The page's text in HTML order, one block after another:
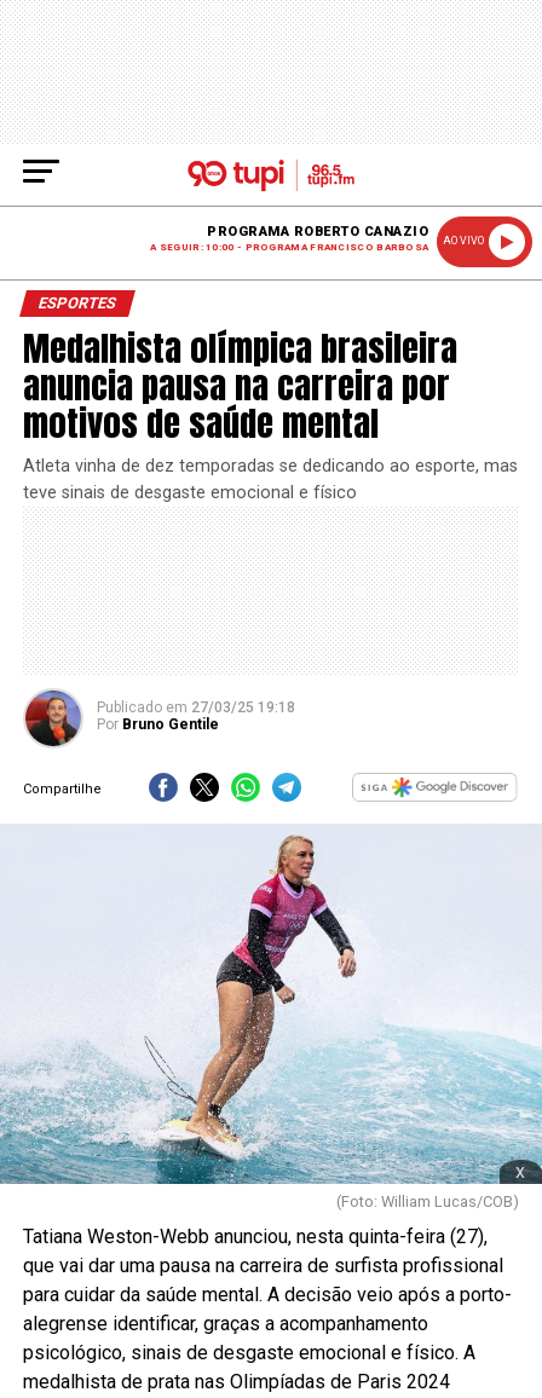
PROGRAMA ROBERTO CANAZIO
A SEGUIR: 10:00 - PROGRAMA FRANCISCO BARBOSA
AO VIVO
ESPORTES
Medalhista olímpica brasileira
anuncia pausa na carreira por
motivos de saúde mental
Atleta vinha de dez temporadas se dedicando ao esporte, mas
teve sinais de desgaste emocional e físico
Publicado em 27/03/25 19:18
Por Bruno Gentile
Compartilhe
x
(Foto: William Lucas/COB)
Tatiana Weston-Webb anunciou, nesta quinta-feira (27),
que vai dar uma pausa na carreira de surfista profissional
para cuidar da saúde mental. A decisão veio após a porto-
alegrense identificar, graças a acompanhamento
psicológico, sinais de desgaste emocional e físico. A
medalhista de prata nas Olimpíadas de Paris 2024